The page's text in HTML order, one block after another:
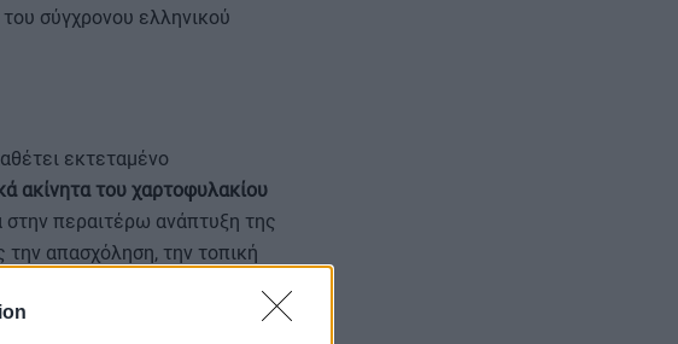
σύγχρονου ελληνικού
εκτεταμένο
ακίνητα του χαρτοφυλακίου
στην περαιτέρω ανάπτυξη της
την απασχόληση, την τοπική